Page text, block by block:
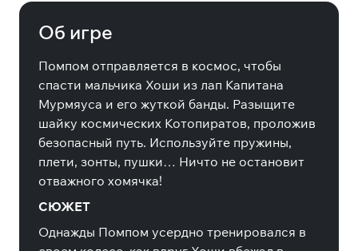
Об игре
Помпом отправляется в космос, чтобы
спасти мальчика Хоши из лап Капитана
Мурмяуса и его жуткой банды. Разыщите
шайку космических Котопиратов, проложив
безопасный путь. Используйте пружины,
плети, зонты, пушки… Ничто не остановит
отважного хомячка!
СЮЖЕТ
Однажды Помпом усердно тренировался в